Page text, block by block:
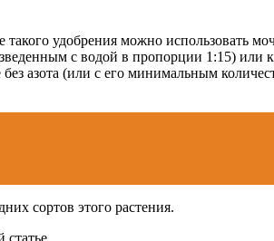
удобрения можно использовать
с водой в пропорции 1:15)
азота (или с его минимальным
сортов этого растения.
статье